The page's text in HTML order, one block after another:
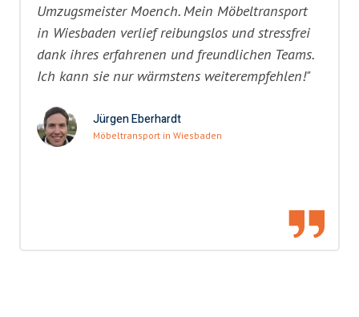
Umzugsmeister Moench. Mein Möbeltransport
in Wiesbaden verlief reibungslos und stressfrei
dank ihres erfahrenen und freundlichen Teams.
Ich kann sie nur wärmstens weiterempfehlen!"
Jürgen Eberhardt
Möbeltransport in Wiesbaden